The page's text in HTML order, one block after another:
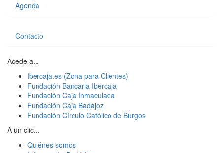
Agenda
Contacto
Acede a...
Ibercaja.es (Zona para Clientes)
Fundación Bancaria Ibercaja
Fundación Caja Inmaculada
Fundación Caja Badajoz
Fundación Círculo Católico de Burgos
A un clic...
Quiénes somos